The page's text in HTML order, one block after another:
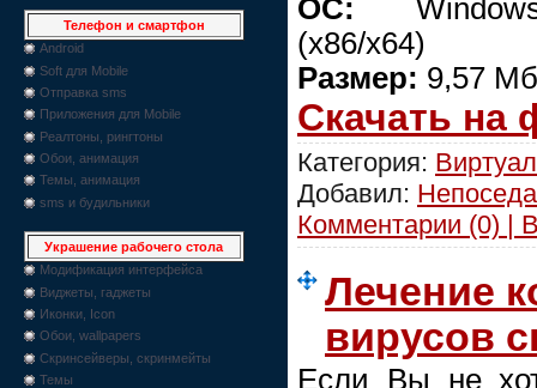
Телефон и смартфон
Android
Soft для Mobile
Отправка sms
Приложения для Mobile
Реалтоны, рингтоны
Обои, анимация
Темы, анимация
sms и будильники
Украшение рабочего стола
Модификация интерфейса
Виджеты, гаджеты
Иконки, Icon
Обои, wallpapers
Скринсейверы, скринмейты
Темы
ОС: Windows
(x86/x64)
Размер: 9,57 Мб
Скачать на
Категория:
Добавил: Непоседа
Комментарии (0) |
Лечение
вирусов
Если Вы не